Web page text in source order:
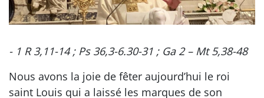
- 1 R 3,11-14 ; Ps 36,3-6.30-31 ; Ga 2 – Mt 5,38-48
Nous avons la joie de fêter aujourd’hui le roi
saint Louis qui a laissé les marques de son